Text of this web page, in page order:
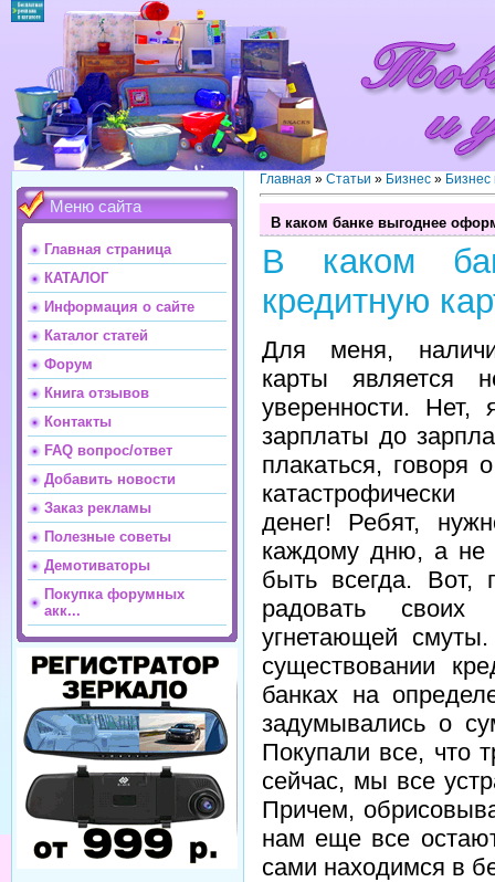
Меню сайта
Главная страница
КАТАЛОГ
Информация о сайте
Каталог статей
Форум
Книга отзывов
Контакты
FAQ вопрос/ответ
Добавить новости
Заказ рекламы
Полезные советы
Демотиваторы
Покупка форумных
акк...
Главная » Статьи » Бизнес »
В каком банке выгоднее
В каком
кредитную
Для меня,
карты является
уверенности.
зарплаты до
плакаться, говоря
денег! Ребят,
каждому дню, а не
быть всегда. Вот,
радовать
угнетающей
существовании
банках на
задумывались о
Покупали все, что
сейчас, мы все
Причем,
нам еще все
сами находимся в